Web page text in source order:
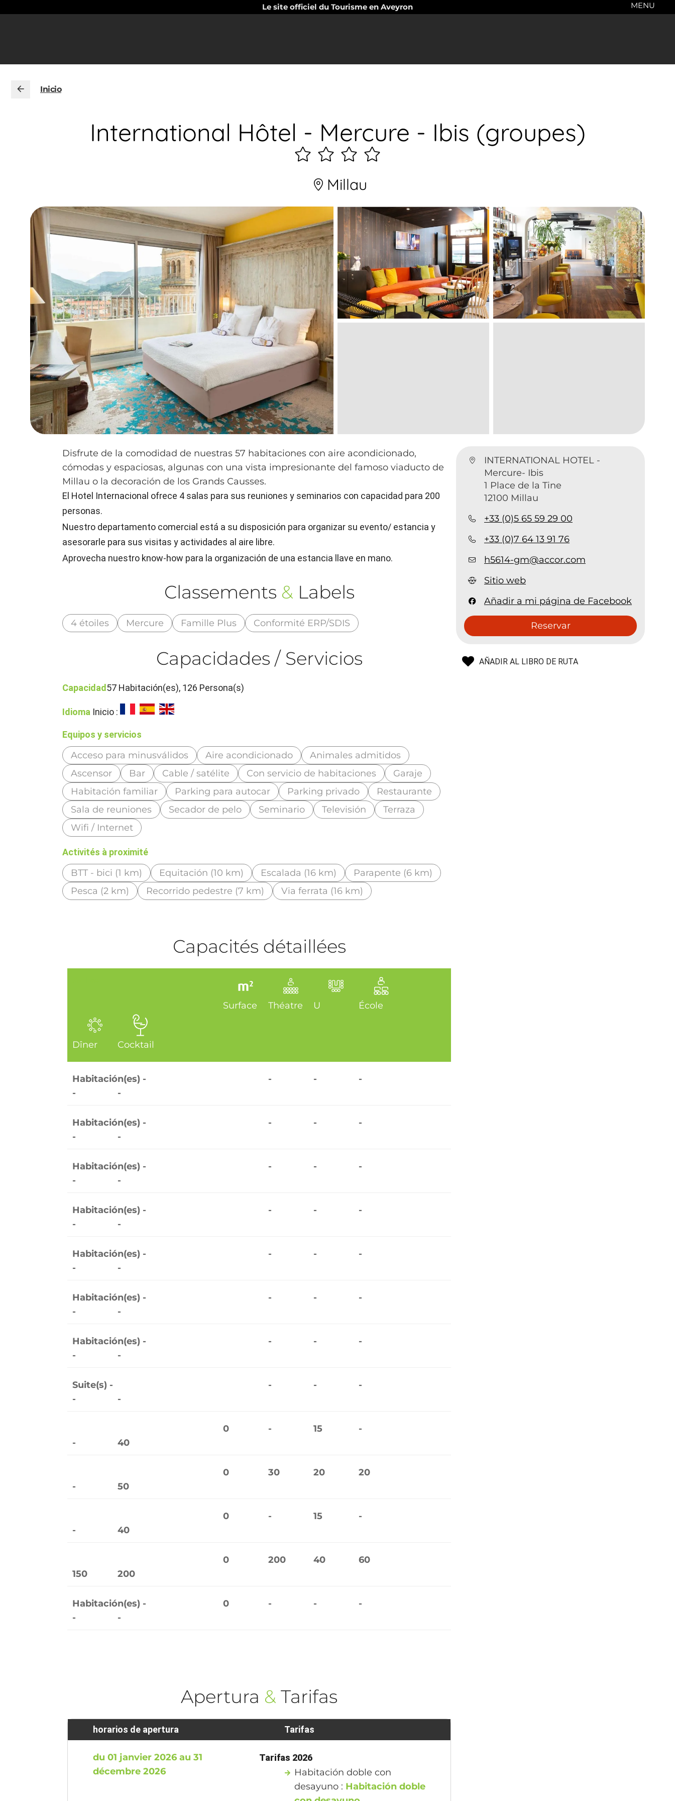
Le site officiel du Tourisme en Aveyron MENU
Inicio
International Hôtel - Mercure - Ibis (groupes)
4
étoilesMillau
INTERNATIONAL HOTEL -
Mercure- Ibis
1 Place de la Tine
12100 Millau
+33 (0)5 65 59 29 00
+33 (0)7 64 13 91 76
h5614-gm@accor.com
Sitio web
Añadir a mi página de Facebook
Reservar
AÑADIR AL LIBRO DE RUTA
Disfrute de la comodidad de nuestras 57 habitaciones con aire acondicionado,
cómodas y espaciosas, algunas con una vista impresionante del famoso viaducto de
Millau o la decoración de los Grands Causses.
El Hotel Internacional ofrece 4 salas para sus reuniones y seminarios con capacidad para 200
personas.
Nuestro departamento comercial está a su disposición para organizar su evento/ estancia y
asesorarle para sus visitas y actividades al aire libre.
Aprovecha nuestro know-how para la organización de una estancia llave en mano.
Classements & Labels
4 étoiles Mercure Famille Plus Conformité ERP/SDIS
Capacidades / Servicios
Capacidad57 Habitación(es), 126 Persona(s)
Idioma Inicio :
Equipos y servicios
Acceso para minusválidos Aire acondicionado
Animales admitidos
Ascensor
Bar Cable / satélite Con servicio de habitaciones
Garaje
Habitación familiar
Parking para autocar Parking privado
Restaurante
Sala de reuniones
Secador de pelo Seminario Televisión
Terraza
Wifi / Internet
Activités à proximité
BTT - bici (1 km) Equitación (10 km) Escalada (16 km)
Parapente (6 km)
Pesca (2 km)
Recorrido pedestre (7 km) Via ferrata (16 km)
Capacités détaillées
Surface Théatre U École
Dîner Cocktail
Habitación(es) - - -
-
-
-
Habitación(es) - - -
-
-
-
Habitación(es) - - -
-
-
-
Habitación(es) - - -
-
-
-
Habitación(es) - - -
-
-
-
Habitación(es) - - -
-
-
-
Habitación(es) - - -
-
-
-
Suite(s) - - -
-
-
-
0 - 15
-
-
40
0 30 20
20
-
50
0 - 15
-
-
40
0 200 40
60
150
200
Habitación(es) - 0 - -
-
-
-
Apertura & Tarifas
horarios de apertura
du 01 janvier 2026 au 31
décembre 2026
Tarifas
Tarifas 2026
Habitación doble con
desayuno : Habitación doble